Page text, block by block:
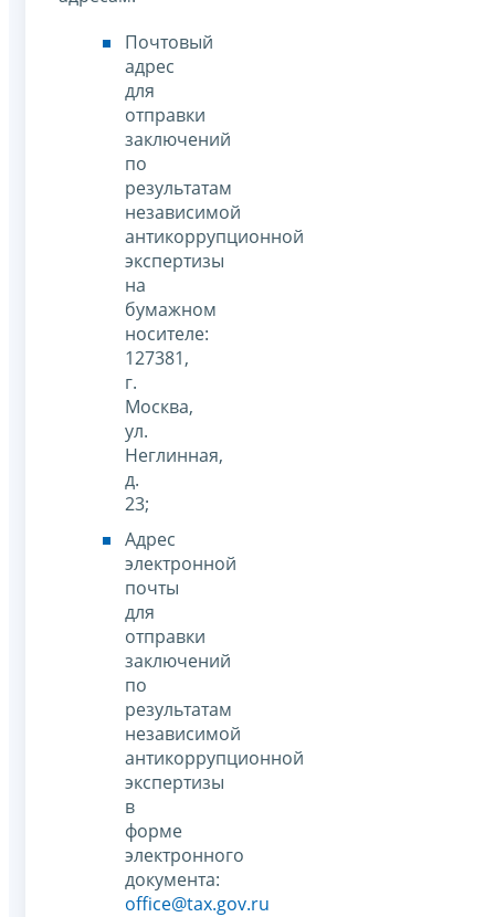
Почтовый
адрес
для
отправки
заключений
по
результатам
независимой
антикоррупционной
экспертизы
на
бумажном
носителе:
127381,
г.
Москва,
ул.
Неглинная,
д.
23;
Адрес
электронной
почты
для
отправки
заключений
по
результатам
независимой
антикоррупционной
экспертизы
в
форме
электронного
документа:
office@tax.gov.ru